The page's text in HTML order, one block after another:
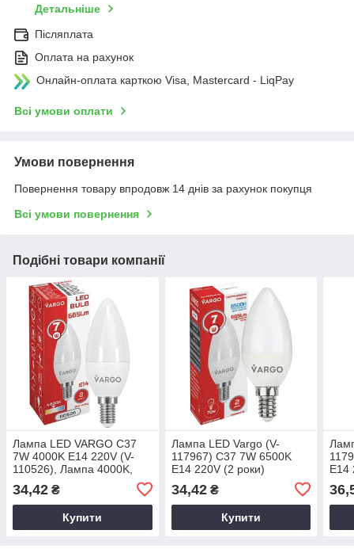
Детальніше
Післяплата
Оплата на рахунок
Онлайн-оплата карткою Visa, Mastercard - LiqPay
Всі умови оплати
Умови повернення
Повернення товару впродовж 14 днів за рахунок покупця
Всі умови повернення
Подібні товари компанії
Лампа LED VARGO C37
7W 4000K E14 220V (V-
110526), Лампа 4000K,
34,42 ₴
Купити
Лампа LED Vargo (V-
117967) C37 7W 6500K
E14 220V (2 роки)
34,42₴
Купити
E14